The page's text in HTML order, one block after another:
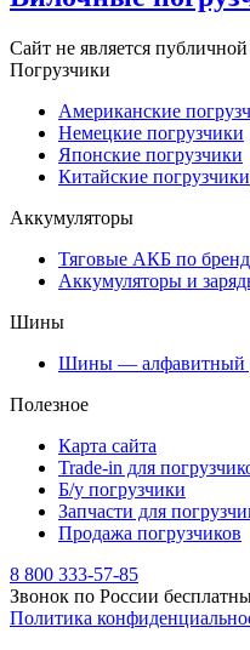
Сайт не является
Погрузчики
Американские
Немецкие погрузчики
Японские погрузчики
Китайские погрузчики
Аккумуляторы
Тяговые АКБ по
Аккумуляторы и
Шины
Шины — алфавитный
Полезное
Карта сайта
Trade-in для
Б/у погрузчики
Запчасти для
Продажа погрузчиков
8 800 333-57-85
Звонок по России
Политика